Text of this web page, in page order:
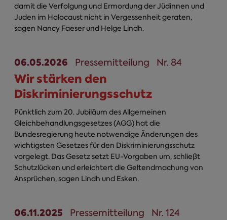
damit die Verfolgung und Ermordung der Jüdinnen und
Juden im Holocaust nicht in Vergessenheit geraten,
sagen Nancy Faeser und Helge Lindh.
06.05.2026 Pressemitteilung Nr. 84
Wir stärken den
Diskriminierungsschutz
Pünktlich zum 20. Jubiläum des Allgemeinen
Gleichbehandlungsgesetzes (AGG) hat die
Bundesregierung heute notwendige Änderungen des
wichtigsten Gesetzes für den Diskriminierungsschutz
vorgelegt. Das Gesetz setzt EU-Vorgaben um, schließt
Schutzlücken und erleichtert die Geltendmachung von
Ansprüchen, sagen Lindh und Esken.
06.11.2025 Pressemitteilung Nr. 124